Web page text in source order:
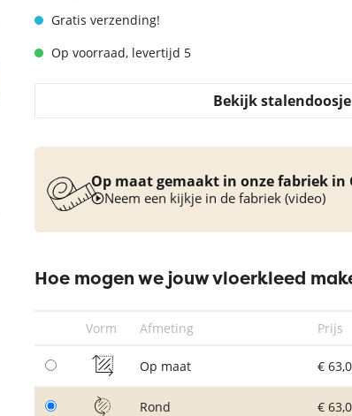
Vloerkleed turquoise
Gratis verzending!
Op voorraad, levertijd 5
Bekijk stalendoosje
Op maat gemaakt in onze fabriek in
Neem een kijkje in de fabriek (video)
Hoe mogen we jouw vloerkleed
Vorm Afmeting Prijs
Op maat €
Rond €
Xilento Shine
Mosterd
Xilento Shine
Earth
Xilento
Mid Grey